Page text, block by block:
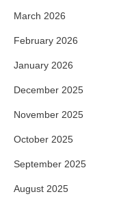
March 2026
February 2026
January 2026
December 2025
November 2025
October 2025
September 2025
August 2025